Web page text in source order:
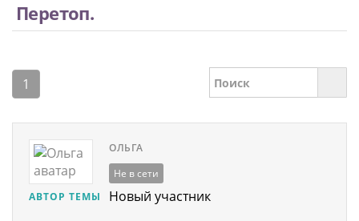
Перетоп.
1
ОЛЬГА
АВТОР ТЕМЫ
Не в сети
Новый участник